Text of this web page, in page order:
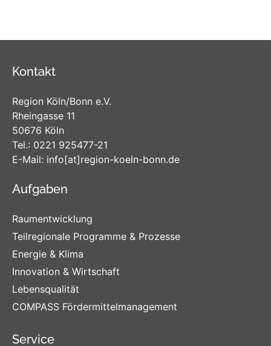
Kontakt
Region Köln/Bonn e.V.
Rheingasse 11
50676 Köln
Tel.: 0221 925477-21
E-Mail: info[at]region-koeln-bonn.de
Aufgaben
Raumentwicklung
Teilregionale Programme & Prozesse
Energie & Klima
Innovation & Wirtschaft
Lebensqualität
COMPASS Fördermittelmanagement
Service